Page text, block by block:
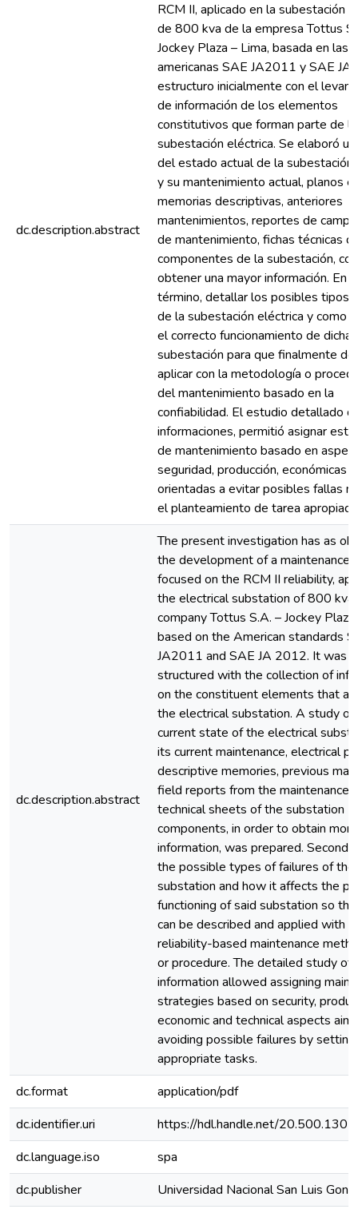
dc.description.abstract
RCM II, aplicado en la subestación
de 800 kva de la empresa Tottus
Jockey Plaza – Lima, basada en las
americanas SAE JA2011 y SAE JA
estructuro inicialmente con el
de información de los elementos
constitutivos que forman parte de la
subestación eléctrica. Se elaboró
del estado actual de la subestación
y su mantenimiento actual, planos
memorias descriptivas, anteriores
mantenimientos, reportes de
de mantenimiento, fichas técnicas
componentes de la subestación,
obtener una mayor información. En
término, detallar los posibles tipos
de la subestación eléctrica y como
el correcto funcionamiento de dicha
subestación para que finalmente
aplicar con la metodología o
del mantenimiento basado en la
confiabilidad. El estudio detallado
informaciones, permitió asignar
de mantenimiento basado en
seguridad, producción, económicas
orientadas a evitar posibles fallas
el planteamiento de tarea
dc.description.abstract
The present investigation has as
the development of a maintenance
focused on the RCM II reliability,
the electrical substation of 800 kva
company Tottus S.A. – Jockey Plaza
based on the American standards
JA2011 and SAE JA 2012. It was
structured with the collection of
on the constituent elements that
the electrical substation. A study of
current state of the electrical
its current maintenance, electrical
descriptive memories, previous
field reports from the maintenance
technical sheets of the substation
components, in order to obtain more
information, was prepared.
the possible types of failures of the
substation and how it affects the
functioning of said substation so
can be described and applied with
reliability-based maintenance
or procedure. The detailed study of
information allowed assigning
strategies based on security,
economic and technical aspects
avoiding possible failures by
appropriate tasks.
dc.format
application/pdf
dc.identifier.uri
https://hdl.handle.net/
dc.language.iso
spa
dc.publisher
Universidad Nacional San Luis